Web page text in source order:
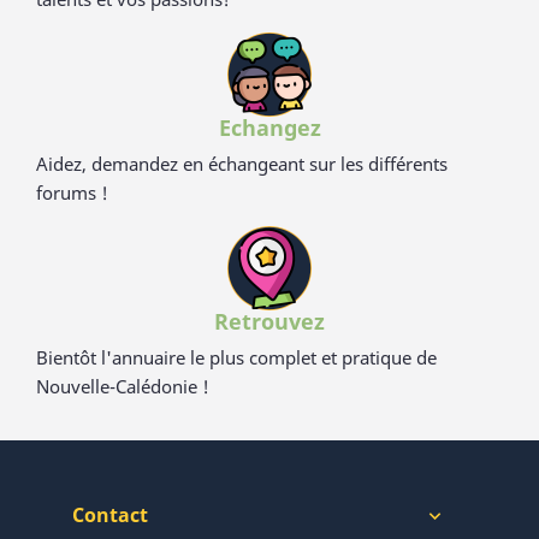
Echangez
Aidez, demandez en échangeant sur les différents
forums !
Retrouvez
Bientôt l'annuaire le plus complet et pratique de
Nouvelle-Calédonie !
Contact 